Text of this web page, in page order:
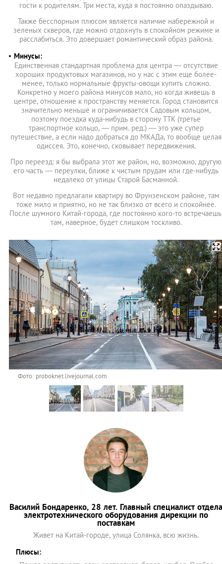
гости к родителям. Три места, куда я постоянно опаздываю.
Также бесспорным плюсом является наличие набережной и
зеленых скверов, где можно отдохнуть в спокойном режиме и
расслабиться. Это довершает романтический образ района.
Минусы:
Единственная стандартная проблема для центра — отсутствие
хороших продуктовых магазинов, но у нас с этим еще более-
менее, только нормальные фрукты-овощи купить сложно.
Конкретно у моего района минусов мало, но когда живешь в
центре, отношение к пространству меняется. Город становится
значительно меньше и ограничивается Садовым кольцом,
поэтому поездка куда-нибудь в сторону ТТК (третье
транспортное кольцо, — прим. ред.) — это уже супер
путешествие, а если надо добраться до МКАДа, то вообще целая
одиссея. Это, конечно, сковывает передвижения.
Про переезд: я бы выбрала этот же район, но, возможно, другую
его часть — переулки, ближе к чистым прудам или где-нибудь
недалеко от улицы Старой Басманной.
Вот недавно предлагали квартиру во Фрунзенском районе, там
тоже мило и приятно, но не так близко от всего и спокойнее.
После шумного Китай-города, где постоянно кого-то
там, наверное, будет слишком тоскливо.
Фото: proboknet.livejournal.com
Василий Бондаренко, 28 лет. Главный специалист отдела
электротехнического оборудования дирекции по
поставкам
Живет на Китай-городе, улица Солянка, всю жизнь.
Плюсы: